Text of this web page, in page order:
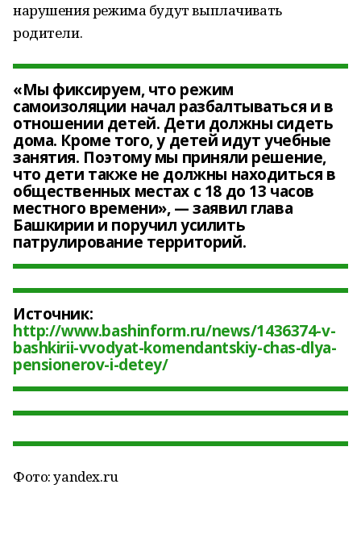
нарушения режима будут выплачивать
родители.
«Мы фиксируем, что режим
самоизоляции начал разбалтываться и в
отношении детей. Дети должны сидеть
дома. Кроме того, у детей идут учебные
занятия. Поэтому мы приняли решение,
что дети также не должны находиться в
общественных местах с 18 до 13 часов
местного времени», — заявил глава
Башкирии и поручил усилить
патрулирование территорий.
Источник:
http://www.bashinform.ru/news/1436374-v-
bashkirii-vvodyat-komendantskiy-chas-dlya-
pensionerov-i-detey/
Фото: yandex.ru